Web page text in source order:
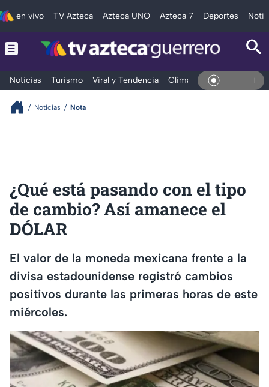
en vivo TV Azteca Azteca UNO Azteca 7 Deportes
Noticias Turismo Viral y Tendencia Clima Deportes En Vivo
Noticias Nota
¿Qué está pasando con el tipo
de cambio? Así amanece el
DÓLAR
El valor de la moneda mexicana frente a la
divisa estadounidense registró cambios
positivos durante las primeras horas de este
miércoles.